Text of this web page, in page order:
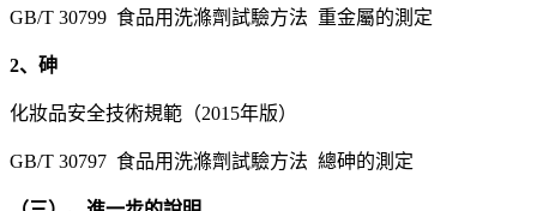
GB/T 30799 食品用洗滌劑試驗方法 重金屬的測定
2、砷
化妝品安全技術規範（2015年版）
GB/T 30797 食品用洗滌劑試驗方法 總砷的測定